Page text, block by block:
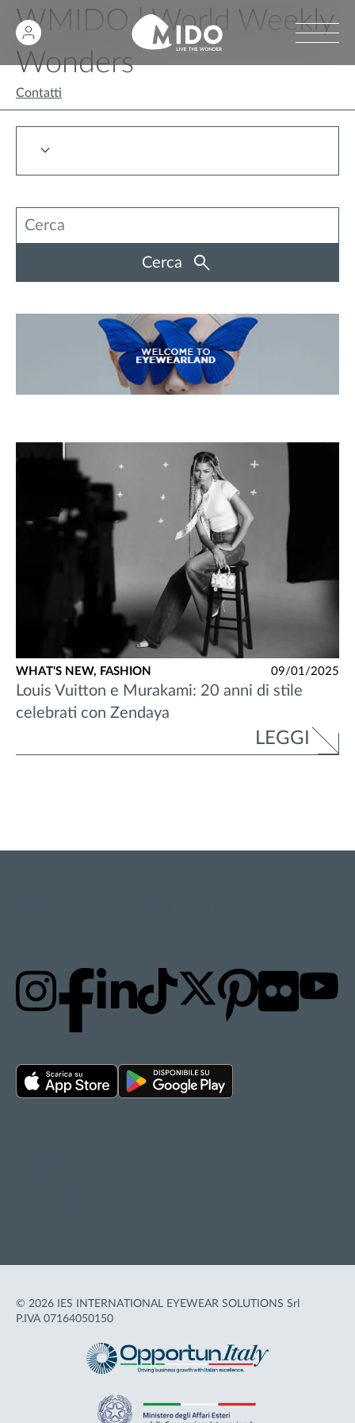
WMIDO | World Weekly
Wonders
Contatti
Cerca
WHAT'S NEW, FASHION 09/01/2025
Louis Vuitton e Murakami: 20 anni di stile
celebrati con Zendaya
LEGGI
© 2026 IES INTERNATIONAL EYEWEAR SOLUTIONS Srl
P.IVA 07164050150